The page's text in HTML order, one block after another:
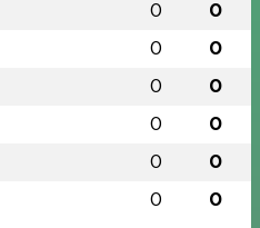
0 0
0 0
0 0
0 0
0 0
0 0